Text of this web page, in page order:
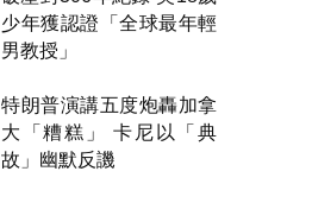
少年獲認證「全球最年輕
男教授」
特朗普演講五度炮轟加拿
大「糟糕」 卡尼以「典
故」幽默反譏